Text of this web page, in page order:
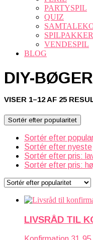
PARTYSPIL
QUIZ
SPILPAKKER
VENDESPIL
BLOG
DIY-BØGER
VISER 1–12 AF 25
Sortér efter popularitet
Sortér efter
Sortér efter nyeste
Sortér efter pris:
Sortér efter pris:
LIVSRÅD TIL